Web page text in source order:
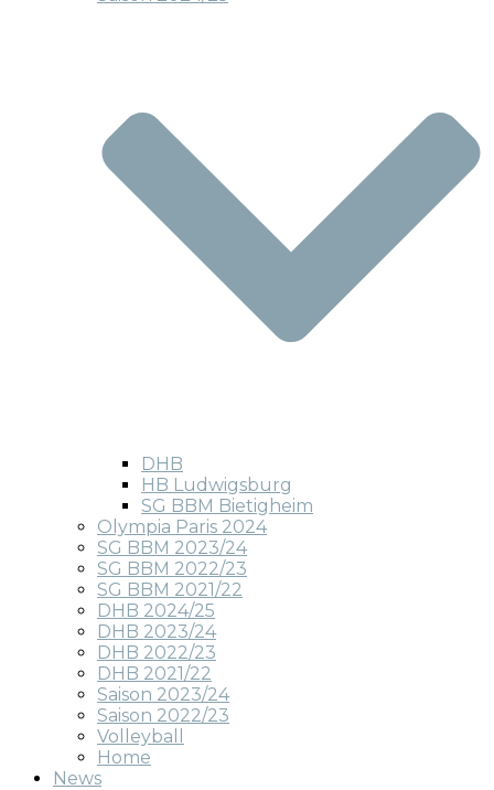
DHB
HB Ludwigsburg
SG BBM Bietigheim
Olympia Paris 2024
SG BBM 2023/24
SG BBM 2022/23
SG BBM 2021/22
DHB 2024/25
DHB 2023/24
DHB 2022/23
DHB 2021/22
Saison 2023/24
Saison 2022/23
Volleyball
Home
News